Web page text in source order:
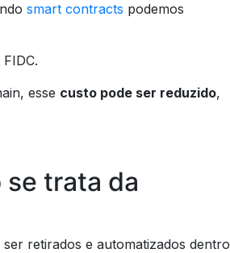
smart contracts podemos
esse custo pode ser reduzido,
trata da
retirados e automatizados dentro